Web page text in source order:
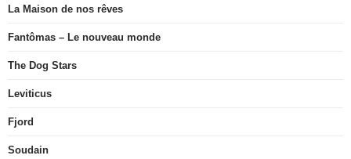
La Maison de nos rêves
Fantômas – Le nouveau monde
The Dog Stars
Leviticus
Fjord
Soudain